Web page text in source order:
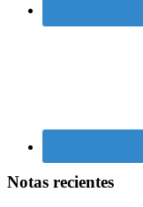
Notas recientes